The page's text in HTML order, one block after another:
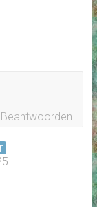
Beantwoorden